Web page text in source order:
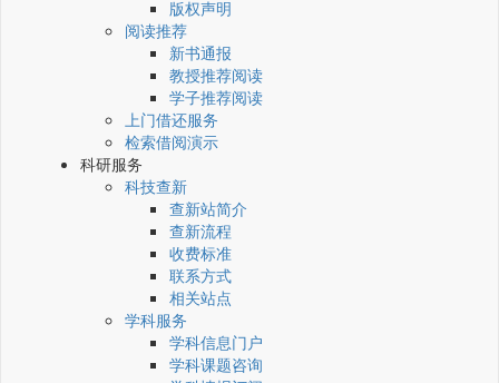
版权声明
阅读推荐
新书通报
教授推荐阅读
学子推荐阅读
上门借还服务
检索借阅演示
科研服务
科技查新
查新站简介
查新流程
收费标准
联系方式
相关站点
学科服务
学科信息门户
学科课题咨询